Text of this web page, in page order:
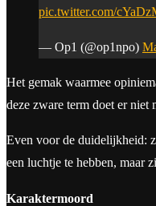
pic.twitter.com/
— Op1 (@op1npo)
Het gemak waarmee
deze zware term doet er niet
Even voor de duidelijkheid:
een luchtje te hebben, maar
Karaktermoord